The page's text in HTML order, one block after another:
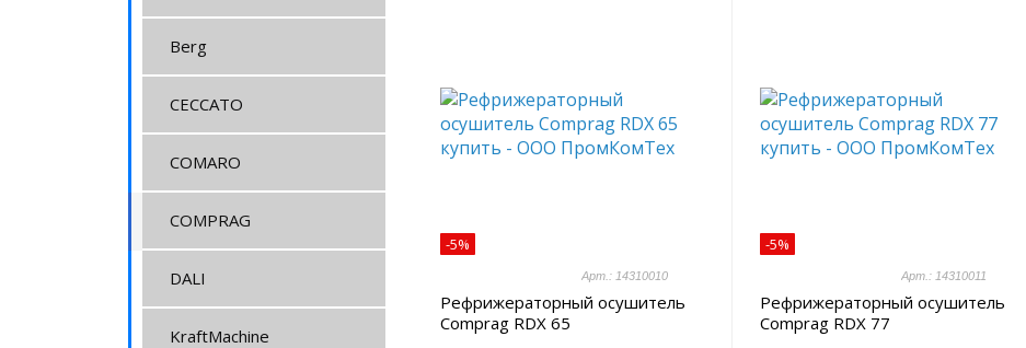
Berg
CECCATO
COMARO
COMPRAG
DALI
KraftMachine
-5%
Арт.: 14310010
Рефрижераторный осушитель
Comprag RDX 65
-5%
Арт.: 14310011
Рефрижераторный осушитель
Comprag RDX 77